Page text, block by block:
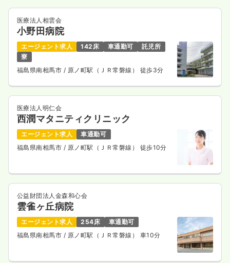
医療法人相雲会
小野田病院
エージェント求人 142床 車通勤可
託児所
寮
福島県南相馬市 / 原ノ町駅（ＪＲ常磐線） 徒歩3分
医療法人明仁会
西潤マタニティクリニック
エージェント求人
車通勤可
福島県南相馬市 / 原ノ町駅（ＪＲ常磐線） 徒歩10分
公益財団法人金森和心会
雲雀ヶ丘病院
エージェント求人 254床
車通勤可
福島県南相馬市 / 原ノ町駅（ＪＲ常磐線） 車10分